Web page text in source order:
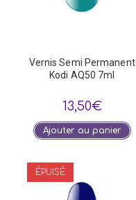
Vernis Semi Permanent
Kodi AQ50 7ml
13,50€
Ajouter au panier
ÉPUISÉ